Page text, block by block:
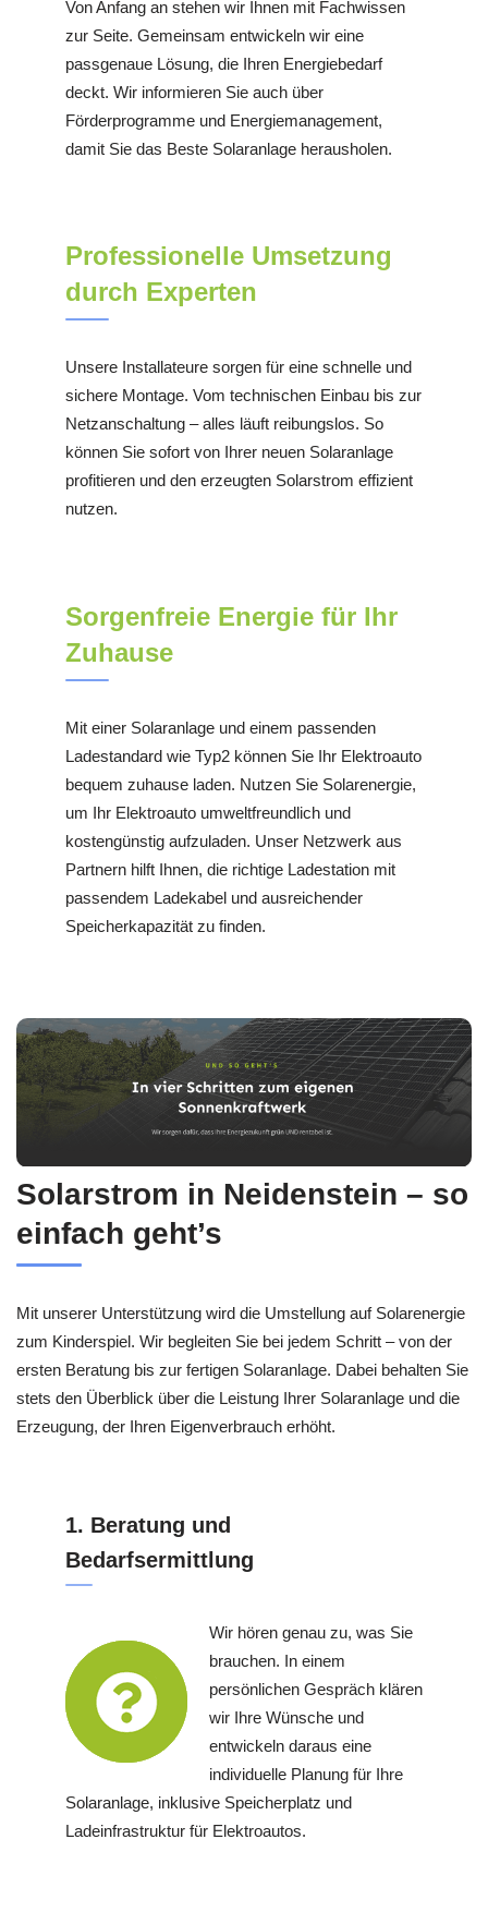
Von Anfang an stehen wir Ihnen mit Fachwissen
zur Seite. Gemeinsam entwickeln wir eine
passgenaue Lösung, die Ihren Energiebedarf
deckt. Wir informieren Sie auch über
Förderprogramme und Energiemanagement,
damit Sie das Beste Solaranlage herausholen.
Professionelle Umsetzung
durch Experten
Unsere Installateure sorgen für eine schnelle und
sichere Montage. Vom technischen Einbau bis zur
Netzanschaltung – alles läuft reibungslos. So
können Sie sofort von Ihrer neuen Solaranlage
profitieren und den erzeugten Solarstrom effizient
nutzen.
Sorgenfreie Energie für Ihr
Zuhause
Mit einer Solaranlage und einem passenden
Ladestandard wie Typ2 können Sie Ihr Elektroauto
bequem zuhause laden. Nutzen Sie Solarenergie,
um Ihr Elektroauto umweltfreundlich und
kostengünstig aufzuladen. Unser Netzwerk aus
Partnern hilft Ihnen, die richtige Ladestation mit
passendem Ladekabel und ausreichender
Speicherkapazität zu finden.
Solarstrom in Neidenstein – so
einfach geht’s
Mit unserer Unterstützung wird die Umstellung auf Solarenergie
zum Kinderspiel. Wir begleiten Sie bei jedem Schritt – von der
ersten Beratung bis zur fertigen Solaranlage. Dabei behalten Sie
stets den Überblick über die Leistung Ihrer Solaranlage und die
Erzeugung, der Ihren Eigenverbrauch erhöht.
1. Beratung und
Bedarfsermittlung
Wir hören genau zu, was Sie
brauchen. In einem
persönlichen Gespräch klären
wir Ihre Wünsche und
entwickeln daraus eine
individuelle Planung für Ihre
Solaranlage, inklusive Speicherplatz und
Ladeinfrastruktur für Elektroautos.